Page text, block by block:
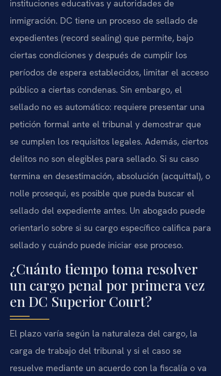
instituciones educativas y autoridades de
inmigración. DC tiene un proceso de sellado de
expedientes (record sealing) que permite, bajo
ciertas condiciones y después de cumplir los
períodos de espera establecidos, limitar el acceso
público a ciertas condenas. Sin embargo, el
sellado no es automático: requiere presentar una
petición formal ante el tribunal y demostrar que
se cumplen los requisitos legales. Además, ciertos
delitos no son elegibles para sellado. Si su caso
termina en desestimación, absolución (acquittal), o
nolle prosequi, es posible que pueda buscar el
sellado del expediente antes. Un abogado puede
orientarlo sobre si su cargo específico califica para
sellado y cuándo puede iniciar ese proceso.
¿Cuánto tiempo toma resolver
un cargo penal por primera vez
en DC Superior Court?
El plazo varía según la naturaleza del cargo, la
carga de trabajo del tribunal y si el caso se
resuelve mediante un acuerdo con la fiscalía o va